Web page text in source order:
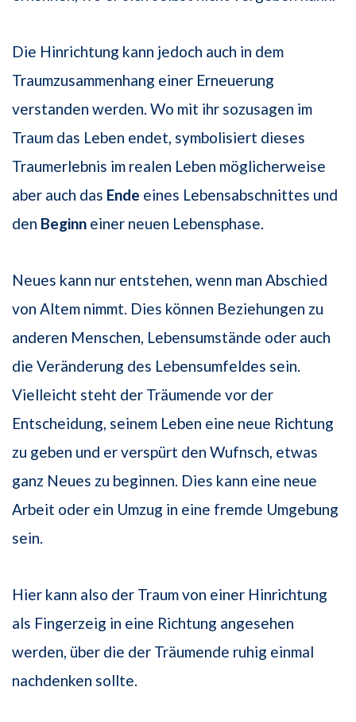
Die Hinrichtung kann jedoch auch in dem
Traumzusammenhang einer Erneuerung
verstanden werden. Wo mit ihr sozusagen im
Traum das Leben endet, symbolisiert dieses
Traumerlebnis im realen Leben möglicherweise
aber auch das Ende eines Lebensabschnittes und
den Beginn einer neuen Lebensphase.
Neues kann nur entstehen, wenn man Abschied
von Altem nimmt. Dies können Beziehungen zu
anderen Menschen, Lebensumstände oder auch
die Veränderung des Lebensumfeldes sein.
Vielleicht steht der Träumende vor der
Entscheidung, seinem Leben eine neue Richtung
zu geben und er verspürt den Wufnsch, etwas
ganz Neues zu beginnen. Dies kann eine neue
Arbeit oder ein Umzug in eine fremde Umgebung
sein.
Hier kann also der Traum von einer Hinrichtung
als Fingerzeig in eine Richtung angesehen
werden, über die der Träumende ruhig einmal
nachdenken sollte.